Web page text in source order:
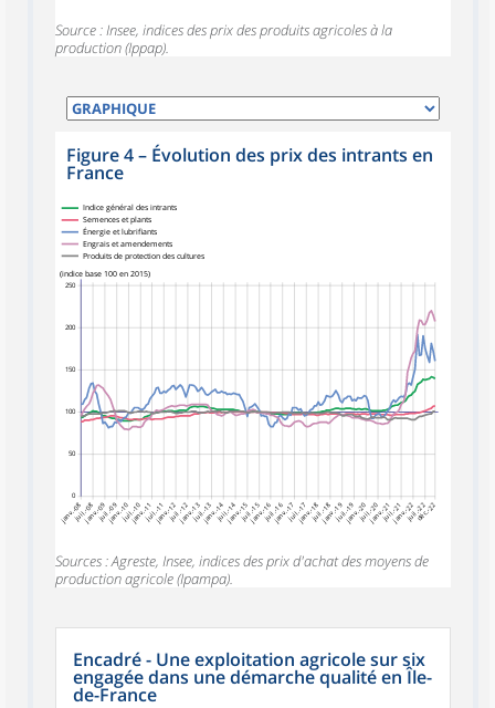
Source : Insee, indices des prix des produits agricoles à la
production (Ippap).
Figure 4– Évolution des prix des intrants en
France
100
150
200
250
50
0
(indice base 100 en 2015)
janv.-08juil.-08janv.-09juil.-09janv.-10juil.-10
janv.-11juil.-11janv.-12juil.-12janv.-13juil.-13janv.-14juil.-14janv.-15juil.-15janv.-16juil.-16janv.-17juil.-17janv.-18juil.-18janv.-19juil.-19
janv.-20juil.-20janv.-21juil.-21janv.-22juil.-22
déc.-22
Indice général des intrants
Semences et plants
Énergie et lubrifiants
Engrais et amendements
Produits de protection des cultures
Sources : Agreste, Insee, indices des prix d'achat des moyens de
production agricole (Ipampa).
Encadré - Une exploitation agricole sur six
engagée dans une démarche qualité en Île-
de-France